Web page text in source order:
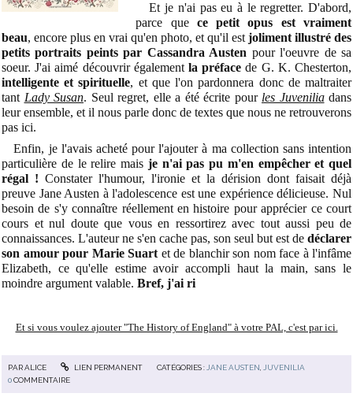
Et je n'ai pas eu à le regretter. D'abord,
parce que ce petit opus est vraiment
beau, encore plus en vrai qu'en photo, et qu'il est joliment illustré des
petits portraits peints par Cassandra Austen pour l'oeuvre de sa
soeur. J'ai aimé découvrir également la préface de G. K. Chesterton,
intelligente et spirituelle, et que l'on pardonnera donc de maltraiter
tant Lady Susan. Seul regret, elle a été écrite pour les Juveniliadans
leur ensemble, et il nous parle donc de textes que nous ne retrouverons
pas ici.
Enfin, je l'avais acheté pour l'ajouter à ma collection sans intention
particulière de le relire mais je n'ai pas pu m'en empêcher et quel
régal ! Constater l'humour, l'ironie et la dérision dont faisait déjà
preuve Jane Austen à l'adolescence est une expérience délicieuse. Nul
besoin de s'y connaître réellement en histoire pour apprécier ce court
cours et nul doute que vous en ressortirez avec tout aussi peu de
connaissances. L'auteur ne s'en cache pas, son seul but est de déclarer
son amour pour Marie Suartet de blanchir son nom face à l'infâme
Elizabeth, ce qu'elle estime avoir accompli haut la main, sans le
moindre argument valable. Bref, j'ai ri
Et si vous voulez ajouter "The History of England" à votre PAL, c'est par ici.
PARALICE LIEN PERMANENT CATÉGORIES : JANE AUSTEN
JUVENILIA
0COMMENTAIRE